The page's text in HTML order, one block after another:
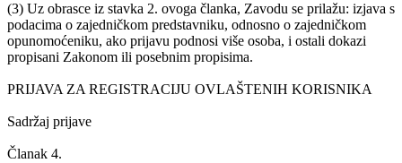
(3) Uz obrasce iz stavka 2. ovoga članka, Zavodu se prilažu: izjava s
podacima o zajedničkom predstavniku, odnosno o zajedničkom
opunomoćeniku, ako prijavu podnosi više osoba, i ostali dokazi
propisani Zakonom ili posebnim propisima.
PRIJAVA ZA REGISTRACIJU OVLAŠTENIH KORISNIKA
Sadržaj prijave
Članak 4.